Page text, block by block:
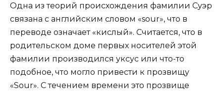
Одна из теорий происхождения фамилии Суэр
связана с английским словом «sour», что в
переводе означает «кислый». Считается, что в
родительском доме первых носителей этой
фамилии производился уксус или что-то
подобное, что могло привести к прозвищу
«Sour». С течением времени это прозвище